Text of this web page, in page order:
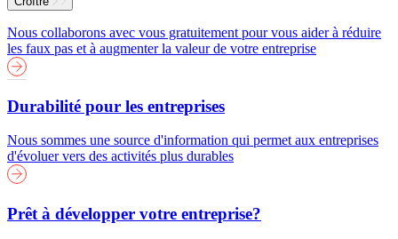
Nous collaborons avec vous gratuitement pour vous aider à réduire
les faux pas et à augmenter la valeur de votre entreprise
Durabilité pour les entreprises
Nous sommes une source d'information qui permet aux entreprises
d'évoluer vers des activités plus durables
Prêt à développer votre entreprise?